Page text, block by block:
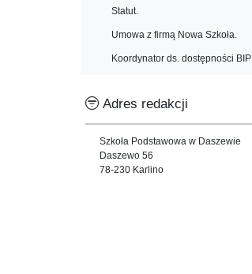
Statut.
Umowa z firmą Nowa Szkoła.
Koordynator ds. dostępności BIP
Adres redakcji
Szkoła Podstawowa w Daszewie
Daszewo 56
78-230 Karlino